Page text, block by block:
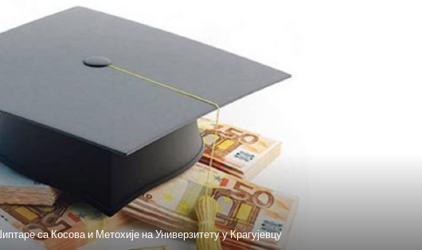
са Косова и Метохије на Универзитету у Крагујевцу